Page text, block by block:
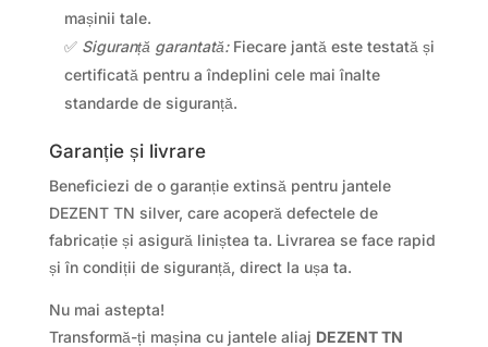
mașinii tale.
✅ Siguranță garantată:Fiecare jantă este testată și
certificată pentru a îndeplini cele mai înalte
standarde de siguranță.
Garanție și livrare
Beneficiezi de o garanție extinsă pentru jantele
DEZENT TN silver, care acoperă defectele de
fabricație și asigură liniștea ta. Livrarea se face rapid
și în condiții de siguranță, direct la ușa ta.
Nu mai astepta!
Transformă-ți mașina cu jantele aliaj DEZENT TN